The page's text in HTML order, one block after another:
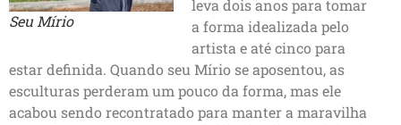
Seu Mírio
leva dois anos para tomar
a forma idealizada pelo
artista e até cinco para
estar definida. Quando seu Mírio se aposentou, as
esculturas perderam um pouco da forma, mas ele
acabou sendo recontratado para manter a maravilha